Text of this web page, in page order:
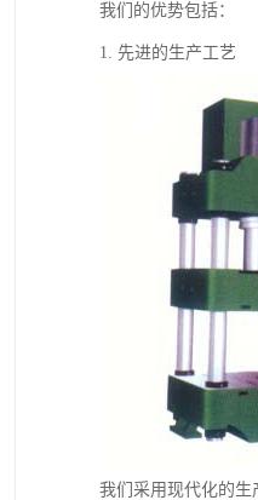
我们的优势包括：
1. 先进的生产工艺
我们采用现代化的